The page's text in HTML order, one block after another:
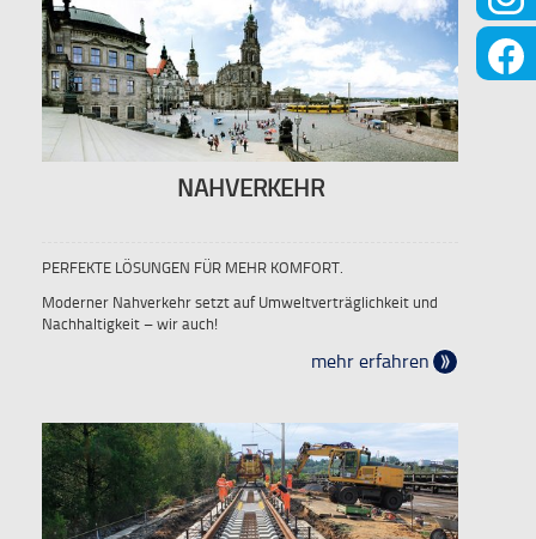
NAHVERKEHR
PERFEKTE LÖSUNGEN FÜR MEHR KOMFORT.
Moderner Nahverkehr setzt auf Umweltverträglichkeit und
Nachhaltigkeit – wir auch!
mehr erfahren